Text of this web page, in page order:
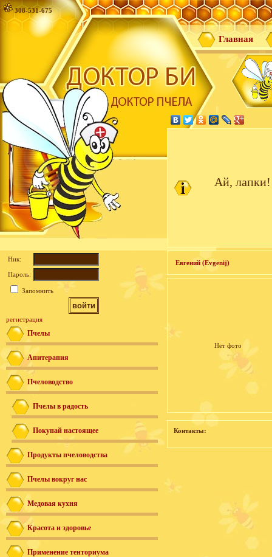
308-531-675
Главная
Ник:
Пароль:
Запомнить
регистрация
Пчелы
Апитерапия
Пчеловодство
Пчелы в радость
Покупай настоящее
Продукты пчеловодства
Пчелы вокруг нас
Медовая кухня
Красота и здоровье
Применение тенториума
Ай,
Евгений (Evgenij)
Нет фото
Контакты: